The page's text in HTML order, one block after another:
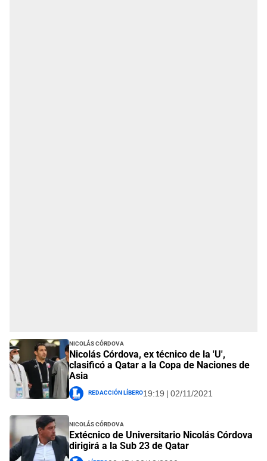
Nicolás Córdova
Nicolás Córdova, ex técnico de la 'U',
clasificó a Qatar a la Copa de Naciones de
Asia
Redacción Líbero19:19 | 02/11/2021
Nicolás Córdova
Extécnico de Universitario Nicolás Córdova
dirigirá a la Sub 23 de Qatar